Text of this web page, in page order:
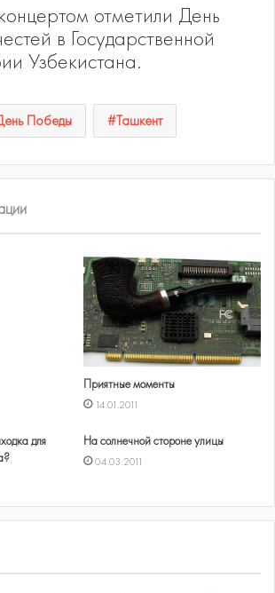
отметили День
в Государственной
Узбекистана.
Победы Ташкент
Приятные моменты
14.01.2011
для
На солнечной стороне улицы
04.03.2011